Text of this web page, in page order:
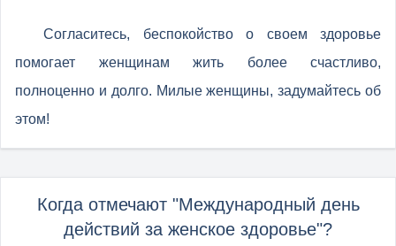
Согласитесь, беспокойство о своем здоровье
помогает женщинам жить более счастливо,
полноценно и долго. Милые женщины, задумайтесь об
этом!
Когда отмечают "Международный день
действий за женское здоровье"?